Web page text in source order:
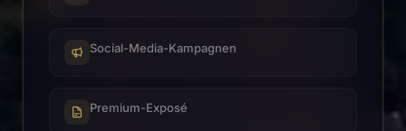
Social-Media-Kampagnen
Premium-Exposé